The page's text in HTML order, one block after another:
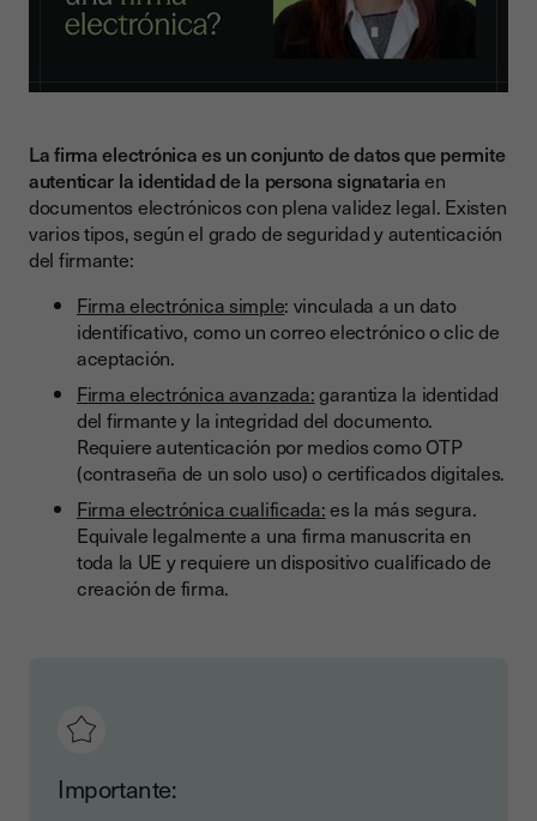
La firma electrónica es un conjunto de datos que permite
autenticar la identidad de la persona signatariaen
documentos electrónicos con plena validez legal. Existen
varios tipos, según el grado de seguridad y autenticación
del firmante:
Firma electrónica simple: vinculada a un dato
identificativo, como un correo electrónico o clic de
aceptación.
Firma electrónica avanzada:garantiza la identidad
del firmante y la integridad del documento.
Requiere autenticación por medios como OTP
(contraseña de un solo uso) o certificados digitales.
Firma electrónica cualificada:es la más segura.
Equivale legalmente a una firma manuscrita en
toda la UE y requiere un dispositivo cualificado de
creación de firma.
Importante: